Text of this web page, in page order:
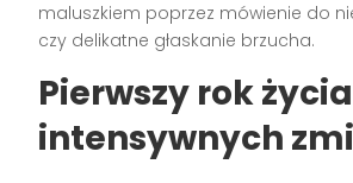
maluszkiem poprzez mówienie do
czy delikatne głaskanie brzucha.
Pierwszy rok
intensywnych